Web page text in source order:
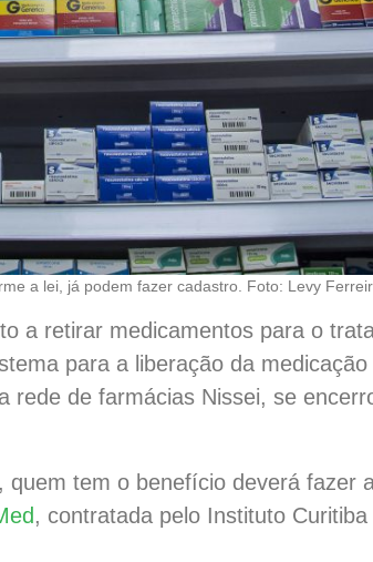
a lei, já podem fazer cadastro. Foto: Levy
a retirar medicamentos para o
para a liberação da medicação
rede de farmácias Nissei, se
quem tem o benefício deverá fazer
, contratada pelo Instituto